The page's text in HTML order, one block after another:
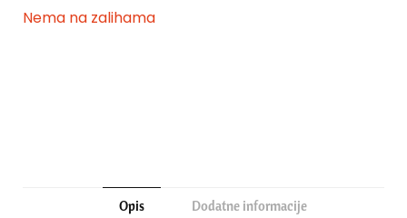
Nema na zalihama
Opis Dodatne informacije